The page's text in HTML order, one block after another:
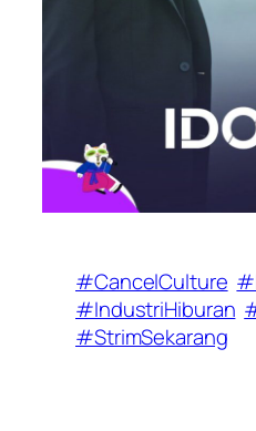
#CancelCulture
#IndustriHiburan
#StrimSekarang